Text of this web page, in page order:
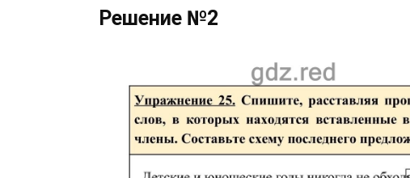
Решение №2